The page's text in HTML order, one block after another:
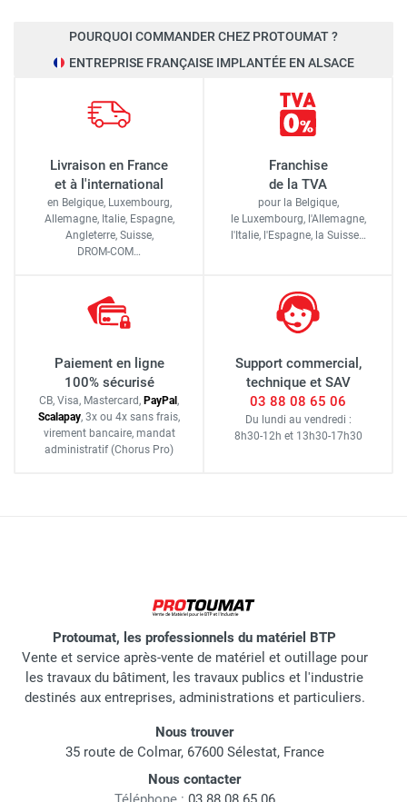
POURQUOI COMMANDER CHEZ PROTOUMAT ?
ENTREPRISE FRANÇAISE IMPLANTÉE EN ALSACE
Livraison en France
et à l'international
en Belgique, Luxembourg,
Allemagne, Italie, Espagne,
Angleterre, Suisse,
DROM-COM…
Franchise
de la TVA
pour la Belgique,
le Luxembourg, l'Allemagne,
l'Italie, l'Espagne, la Suisse…
Paiement en ligne
100% sécurisé
CB, Visa, Mastercard, PayPal,
Scalapay, 3x ou 4x sans frais,
virement bancaire, mandat
administratif (Chorus Pro)
Support commercial,
technique et SAV
03 88 08 65 06
Du lundi au vendredi :
8h30-12h et 13h30-17h30
Protoumat, les professionnels du matériel BTP
Vente et service après-vente de matériel et outillage pour
les travaux du bâtiment, les travaux publics et l'industrie
destinés aux entreprises, administrations et particuliers.
Nous trouver
35 route de Colmar, 67600 Sélestat, France
Nous contacter